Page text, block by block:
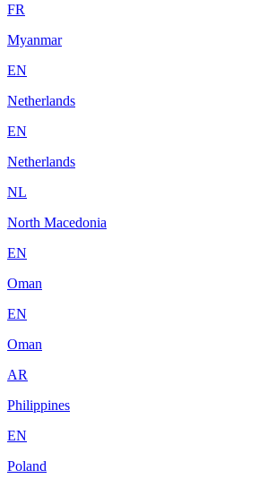
FR
Myanmar
EN
Netherlands
EN
Netherlands
NL
North Macedonia
EN
Oman
EN
Oman
AR
Philippines
EN
Poland